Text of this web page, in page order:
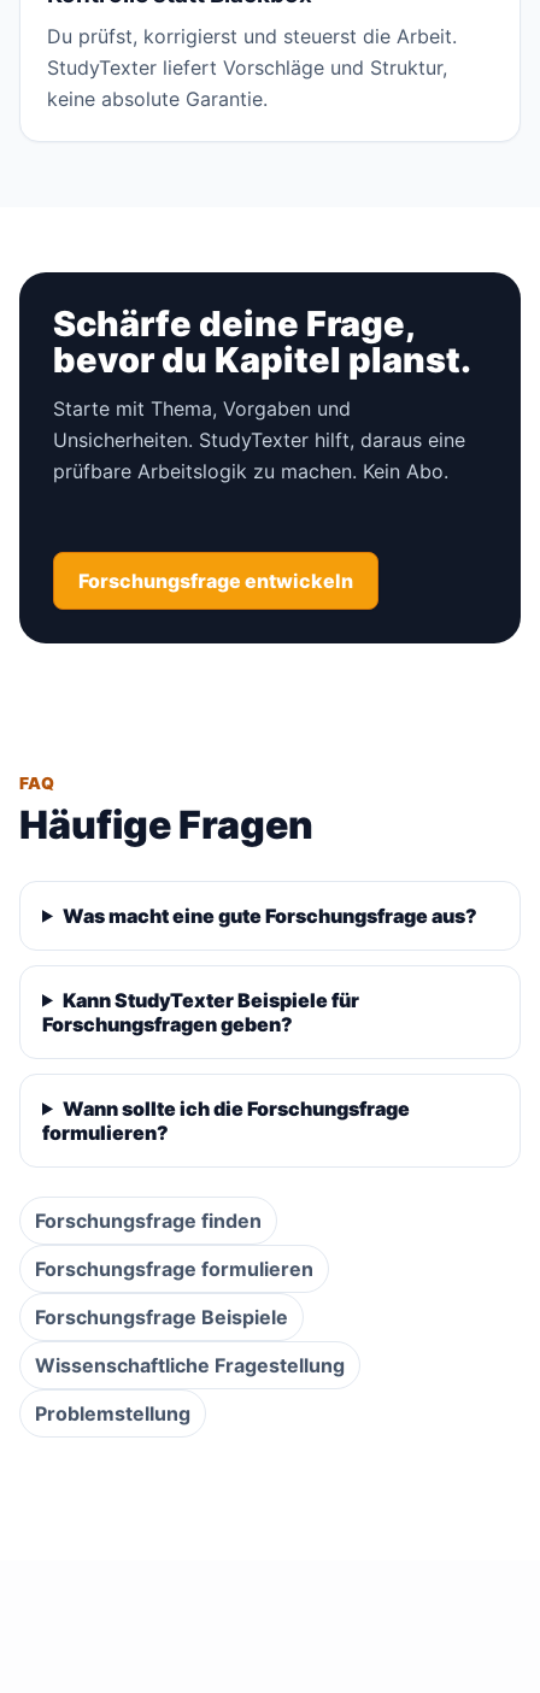
Du prüfst, korrigierst und steuerst die Arbeit.
StudyTexter liefert Vorschläge und Struktur,
keine absolute Garantie.
Schärfe deine Frage,
bevor du Kapitel planst.
Starte mit Thema, Vorgaben und
Unsicherheiten. StudyTexter hilft, daraus eine
prüfbare Arbeitslogik zu machen. Kein Abo.
Forschungsfrage entwickeln
FAQ
Häufige Fragen
Was macht eine gute Forschungsfrage aus?
Kann StudyTexter Beispiele für
Forschungsfragen geben?
Wann sollte ich die Forschungsfrage
formulieren?
Forschungsfrage finden
Forschungsfrage formulieren
Forschungsfrage Beispiele
Wissenschaftliche Fragestellung
Problemstellung